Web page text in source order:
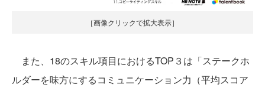
［画像クリックで拡大表示］
また、18のスキル項目におけるTOP３は「ステークホ
ルダーを味方にするコミュニケーション力（平均スコア